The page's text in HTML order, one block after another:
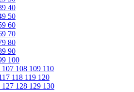
40
50
60
70
80
90
100
107 108 109 110
118 119 120
127 128 129 130